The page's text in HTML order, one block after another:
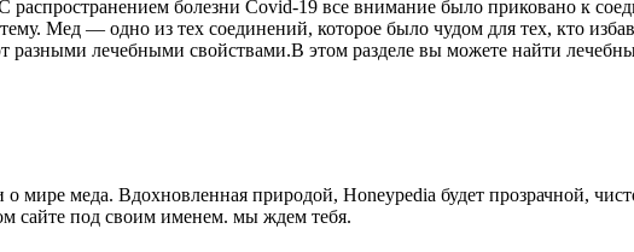
болезни Covid-19 все внимание было приковано к
Мед — одно из тех соединений, которое было чудом для тех, кто
лечебными свойствами.В этом разделе вы можете найти
мире меда. Вдохновленная природой, Honeypedia будет прозрачной,
сайте под своим именем. мы ждем тебя.